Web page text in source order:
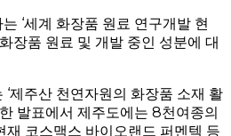
‘세계 화장품 원료 연구개발 현
장품 원료 및 개발 중인 성분에 대
제주산 천연자원의 화장품 소재 활
발표에서 제주도에는 8천여종의
재 코스맥스 바이오랜드 퍼멘텍 등